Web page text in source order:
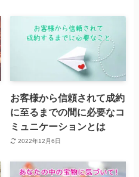
お客様から信頼されて成約
に至るまでの間に必要なコ
ミュニケーションとは
2022年12月6日